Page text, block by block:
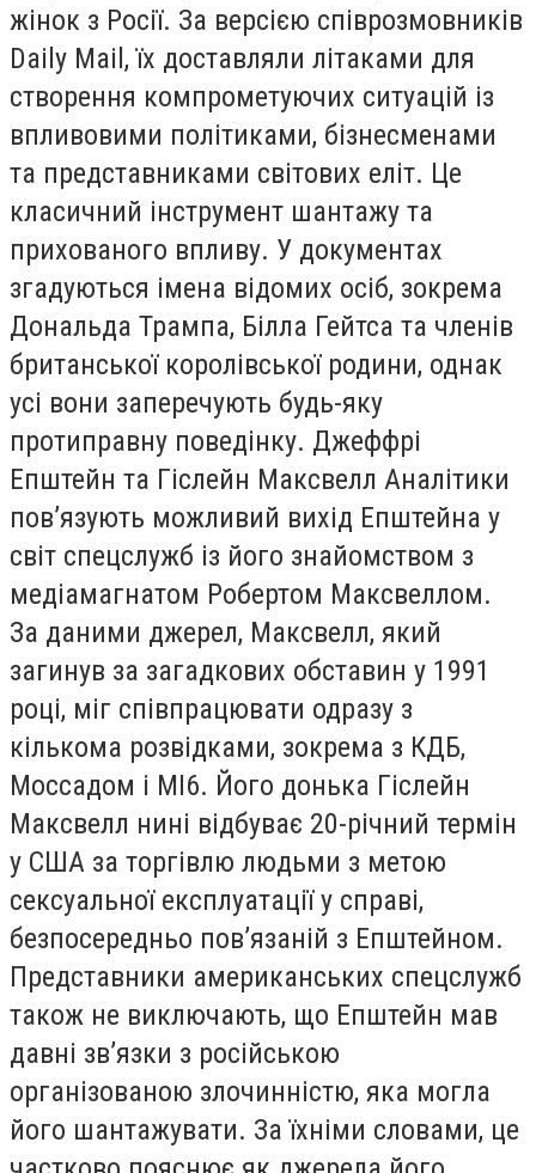
жінок з Росії. За версією співрозмовників
Daily Mail, їх доставляли літаками для
створення компрометуючих ситуацій із
впливовими політиками, бізнесменами
та представниками світових еліт. Це
класичний інструмент шантажу та
прихованого впливу. У документах
згадуються імена відомих осіб, зокрема
Дональда Трампа, Білла Гейтса та членів
британської королівської родини, однак
усі вони заперечують будь-яку
протиправну поведінку. Джеффрі
Епштейн та Гіслейн Максвелл Аналітики
пов’язують можливий вихід Епштейна у
світ спецслужб із його знайомством з
медіамагнатом Робертом Максвеллом.
За даними джерел, Максвелл, який
загинув за загадкових обставин у 1991
році, міг співпрацювати одразу з
кількома розвідками, зокрема з КДБ,
Моссадом і MI6. Його донька Гіслейн
Максвелл нині відбуває 20-річний термін
у США за торгівлю людьми з метою
сексуальної експлуатації у справі,
безпосередньо пов’язаній з Епштейном.
Представники американських спецслужб
також не виключають, що Епштейн мав
давні зв’язки з російською
організованою злочинністю, яка могла
його шантажувати. За їхніми словами, це